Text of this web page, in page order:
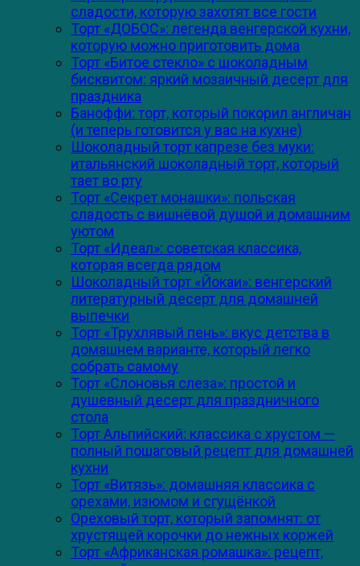
сладости, которую захотят все гости
Торт «ДОБОС»: легенда венгерской кухни,
которую можно приготовить дома
Торт «Битое стекло» с шоколадным
бисквитом: яркий мозаичный десерт для
праздника
Баноффи: торт, который покорил англичан
(и теперь готовится у вас на кухне)
Шоколадный торт капрезе без муки:
итальянский шоколадный торт, который
тает во рту
Торт «Секрет монашки»: польская
сладость с вишнёвой душой и домашним
уютом
Торт «Идеал»: советская классика,
которая всегда рядом
Шоколадный торт «Йокаи»: венгерский
литературный десерт для домашней
выпечки
Торт «Трухлявый пень»: вкус детства в
домашнем варианте, который легко
собрать самому
Торт «Слоновья слеза»: простой и
душевный десерт для праздничного
стола
Торт Альпийский: классика с хрустом —
полный пошаговый рецепт для домашней
кухни
Торт «Витязь»: домашняя классика с
орехами, изюмом и сгущёнкой
Ореховый торт, который запомнят: от
хрустящей корочки до нежных коржей
Торт «Африканская ромашка»: рецепт,